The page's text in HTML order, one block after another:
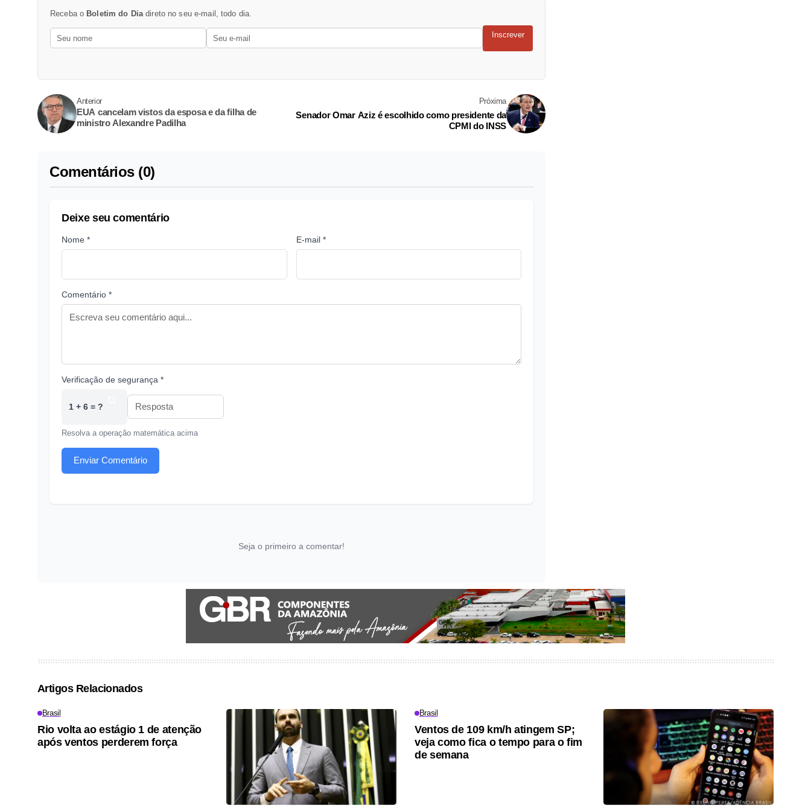
Receba o Boletim do Diadireto no seu e-mail, todo dia.
Inscrever
Anterior
EUA cancelam vistos da esposa e da filha de
ministro Alexandre Padilha
Próxima
Senador Omar Aziz é escolhido como presidente da
CPMI do INSS
Comentários (0)
Deixe seu comentário
Nome * E-mail *
Comentário *
Verificação de segurança *
1 + 6 = ?
Resolva a operação matemática acima
Enviar Comentário
Seja o primeiro a comentar!
Artigos Relacionados
Brasil
Rio volta ao estágio 1 de atenção
após ventos perderem força
Brasil
Ventos de 109 km/h atingem SP;
veja como fica o tempo para o fim
de semana